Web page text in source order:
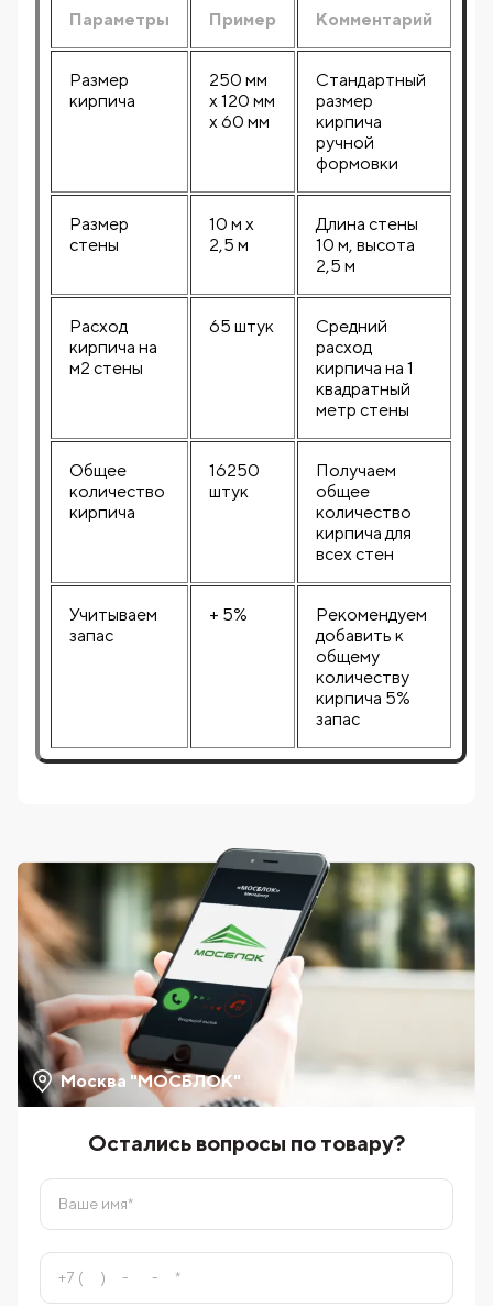
Параметры Пример Комментарий
Размер
кирпича
250 мм
х 120 мм
х 60 мм
Стандартный
размер
кирпича
ручной
формовки
Размер
стены
10 м х
2,5 м
Длина стены
10 м, высота
2,5 м
Расход
кирпича на
м2 стены
65 штук
Средний
расход
кирпича на 1
квадратный
метр стены
Общее
количество
кирпича
16250
штук
Получаем
общее
количество
кирпича для
всех стен
Учитываем
запас
+ 5%
Рекомендуем
добавить к
общему
количеству
кирпича 5%
запас
Москва "МОСБЛОК"
Остались вопросы по товару?